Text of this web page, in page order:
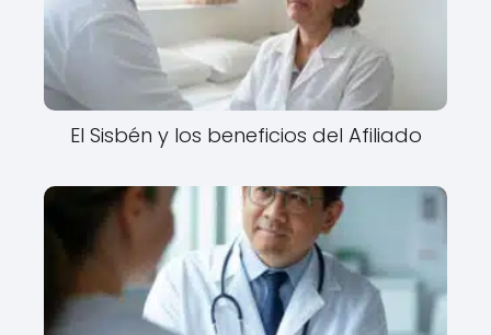
El Sisbén y los beneficios del Afiliado